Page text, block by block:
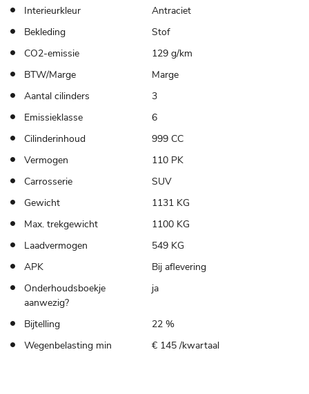
Interieurkleur
Antraciet
Bekleding
Stof
CO2-emissie
129 g/km
BTW/Marge
Marge
Aantal cilinders
3
Emissieklasse
6
Cilinderinhoud
999 CC
Vermogen
110 PK
Carrosserie
SUV
Gewicht
1131 KG
Max. trekgewicht
1100 KG
Laadvermogen
549 KG
APK
Bij aflevering
Onderhoudsboekje
aanwezig?
ja
Bijtelling
22 %
Wegenbelasting min
€ 145 /kwartaal